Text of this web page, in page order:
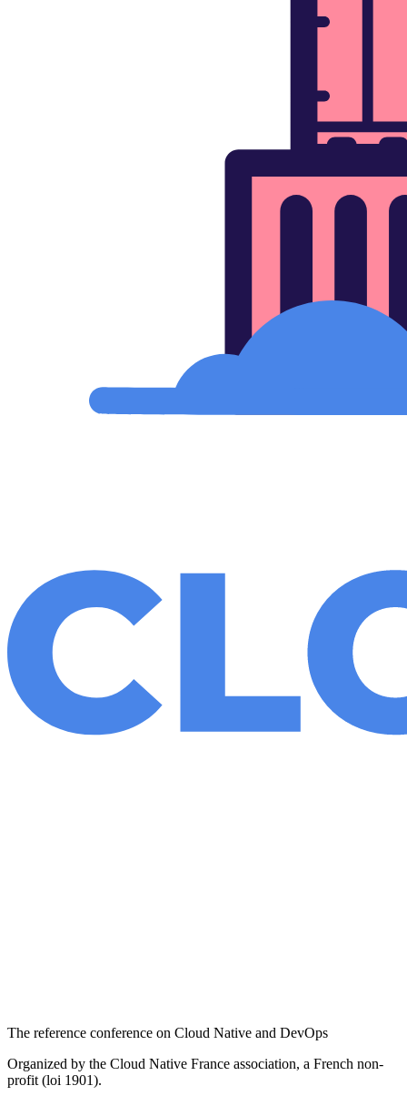
The reference conference on Cloud Native and DevOps
Organized by the Cloud Native France association, a French non-
profit (loi 1901).